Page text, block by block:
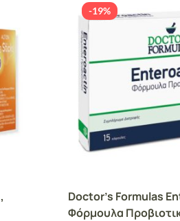
-19%
Doctor’s Formulas
Φόρμουλα